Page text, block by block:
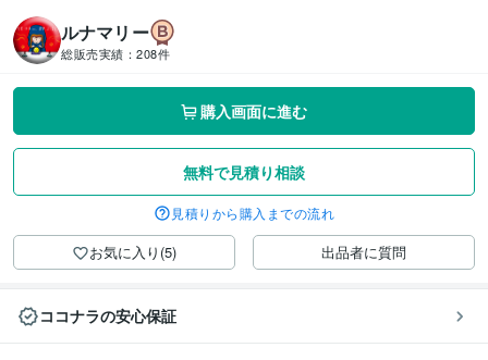
ルナマリー
総販売実績： 208件
購入画面に進む
無料で見積り相談
見積りから購入までの流れ
お気に入り(5) 出品者に質問
ココナラの安心保証